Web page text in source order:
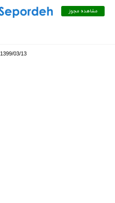
مشاهده مجوز
1399/03/13 13:52